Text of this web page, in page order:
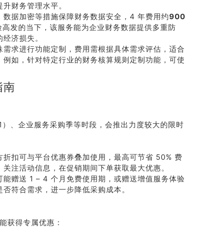
财务管理水平。
数据加密等措施保障财务数据安全，4 年费用约900
高发的当下，该服务能为企业财务数据提供多重防
济损失。
需求进行功能定制，费用需根据具体需求评估，适合
如，针对特定行业的财务核算规则定制功能，可使
南
、企业服务采购季等时段，会推出力度较大的限时
折扣可与平台优惠券叠加使用，最高可节省 50% 费
注活动信息，在促销期间下单获取最大优惠。
能赠送 1 – 4 个月免费使用期，或赠送增值服务体验
符合需求，进一步降低采购成本。
获得专属优惠：